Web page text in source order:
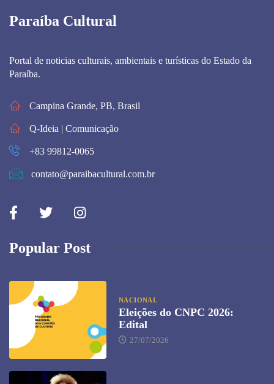
Paraíba Cultural
Portal de noticias culturais, ambientais e turísticas do Estado da
Paraíba.
Campina Grande, PB, Brasil
Q-Ideia | Comunicação
+83 99812-0065
contato@paraibacultural.com.br
Popular Post
NACIONAL
Eleições do CNPC 2026:
Edital
27/07/2026